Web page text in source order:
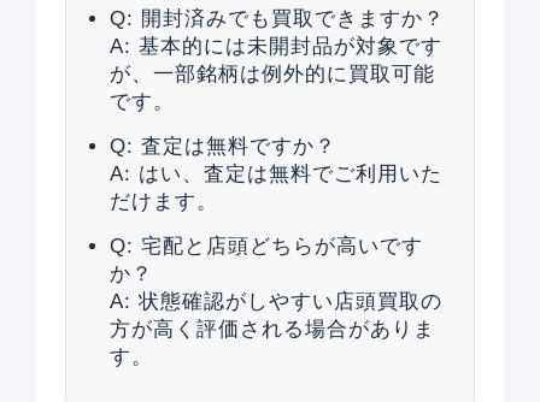
Q: 開封済みでも買取できますか？
A: 基本的には未開封品が対象です
が、一部銘柄は例外的に買取可能
です。
Q: 査定は無料ですか？
A: はい、査定は無料でご利用いた
だけます。
Q: 宅配と店頭どちらが高いです
か？
A: 状態確認がしやすい店頭買取の
方が高く評価される場合がありま
す。